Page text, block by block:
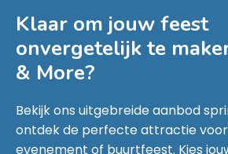
Klaar om jouw feest
onvergetelijk te
& More?
Bekijk ons uitgebreide aanbod
ontdek de perfecte attractie voor
evenement of buurtfeest. Kies